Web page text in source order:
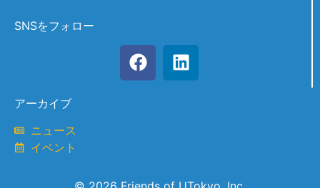
SNSをフォロー
アーカイブ
ニュース
イベント